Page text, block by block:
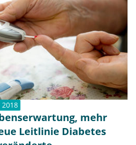
mehr
Leitlinie Diabetes